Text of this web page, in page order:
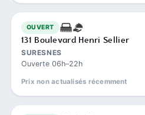
OUVERT
131 Boulevard Henri Sellier
SURESNES
Ouverte 06h–22h
Prix non actualisés récemment